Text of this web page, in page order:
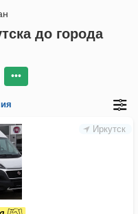
до города
•••
Иркутск